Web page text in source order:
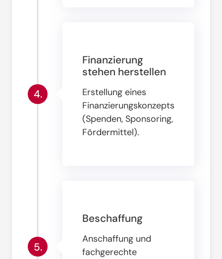
Finanzierung
stehen herstellen
Erstellung eines
Finanzierungskonzepts
(Spenden, Sponsoring,
Fördermittel).
4.
Beschaffung
Anschaffung und
fachgerechte
5.